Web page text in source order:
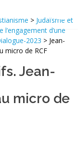
> Judaïsme et
l’engagement d’une
2023 > Jean-
micro de RCF
Jean-
micro de